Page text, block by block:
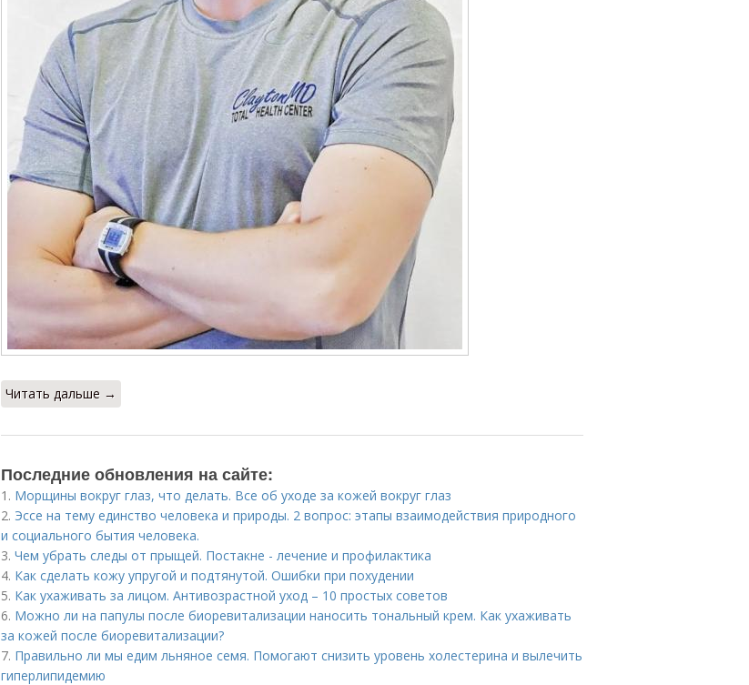
Читать дальше →
Последние обновления на сайте:
1. Морщины вокруг глаз, что делать. Все об уходе за кожей вокруг глаз
2. Эссе на тему единство человека и природы. 2 вопрос: этапы взаимодействия природного
и социального бытия человека.
3. Чем убрать следы от прыщей. Постакне - лечение и профилактика
4. Как сделать кожу упругой и подтянутой. Ошибки при похудении
5. Как ухаживать за лицом. Антивозрастной уход – 10 простых советов
6. Можно ли на папулы после биоревитализации наносить тональный крем. Как ухаживать
за кожей после биоревитализации?
7. Правильно ли мы едим льняное семя. Помогают снизить уровень холестерина и вылечить
гиперлипидемию